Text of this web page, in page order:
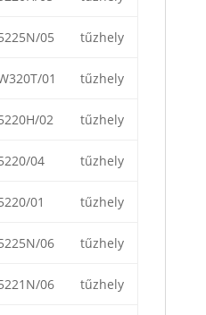
05 tűzhely
01 tűzhely
02 tűzhely
04 tűzhely
01 tűzhely
06 tűzhely
06 tűzhely